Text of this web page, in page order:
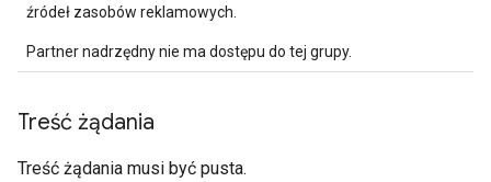
źródeł zasobów reklamowych.
Partner nadrzędny nie ma dostępu do tej grupy.
Treść żądania
Treść żądania musi być pusta.